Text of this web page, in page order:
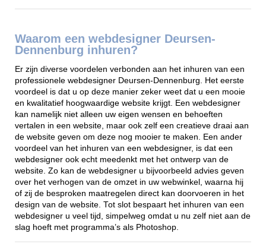
Waarom een webdesigner Deursen-
Dennenburg inhuren?
Er zijn diverse voordelen verbonden aan het inhuren van een
professionele webdesigner Deursen-Dennenburg. Het eerste
voordeel is dat u op deze manier zeker weet dat u een mooie
en kwalitatief hoogwaardige website krijgt. Een webdesigner
kan namelijk niet alleen uw eigen wensen en behoeften
vertalen in een website, maar ook zelf een creatieve draai aan
de website geven om deze nog mooier te maken. Een ander
voordeel van het inhuren van een webdesigner, is dat een
webdesigner ook echt meedenkt met het ontwerp van de
website. Zo kan de webdesigner u bijvoorbeeld advies geven
over het verhogen van de omzet in uw webwinkel, waarna hij
of zij de besproken maatregelen direct kan doorvoeren in het
design van de website. Tot slot bespaart het inhuren van een
webdesigner u veel tijd, simpelweg omdat u nu zelf niet aan de
slag hoeft met programma’s als Photoshop.